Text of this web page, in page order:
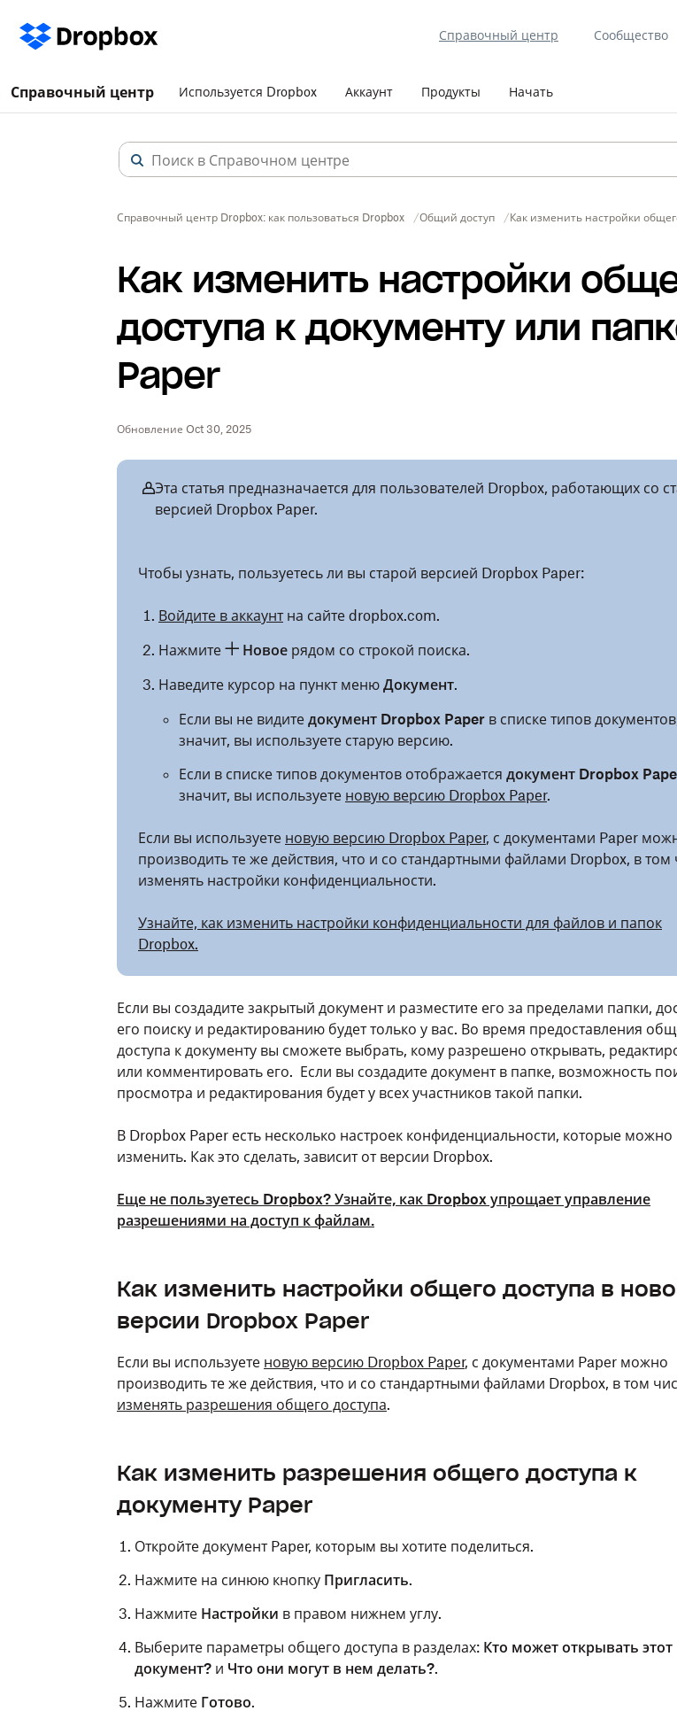
Справочный центр Сообщество
Справочный центр Используется Dropbox Аккаунт Продукты Начать
Справочный центр Dropbox: как пользоваться Dropbox Общий доступ Как изменить настройки
Как изменить настройки
доступа к документу или
Paper
Обновление Oct 30, 2025
Эта статья предназначается для пользователей Dropbox, работающих со
версией Dropbox Paper.
Чтобы узнать, пользуетесь ли вы старой версией Dropbox Paper:
Войдите в аккаунтна сайте dropbox.com.
Нажмите
Новое рядом со строкой поиска.
Наведите курсор на пункт меню Документ.
Если вы не видите документ Dropbox Paper в списке типов
значит, вы используете старую версию.
Если в списке типов документов отображается документ Dropbox
значит, вы используете новую версию Dropbox Paper.
Если вы используете новую версию Dropbox Paper, с документами Paper
производить те же действия, что и со стандартными файлами Dropbox, в том
изменять настройки конфиденциальности.
Узнайте, как изменить настройки конфиденциальности для файлов и папок
Dropbox.
Если вы создадите закрытый документ и разместите его за пределами папки,
его поиску и редактированию будет только у вас. Во время предоставления
доступа к документу вы сможете выбрать, кому разрешено открывать,
или комментировать его. Если вы создадите документ в папке, возможность
просмотра и редактирования будет у всех участников такой папки.
В Dropbox Paper есть несколько настроек конфиденциальности, которые можно
изменить. Как это сделать, зависит от версии Dropbox.
Еще не пользуетесь Dropbox? Узнайте, как Dropbox упрощает управление
разрешениями на доступ к файлам.
Как изменить настройки общего доступа в
версии Dropbox Paper
Если вы используете новую версию Dropbox Paper, с документами Paper можно
производить те же действия, что и со стандартными файлами Dropbox, в том
изменять разрешения общего доступа.
Как изменить разрешения общего доступа к
документу Paper
Откройте документ Paper, которым вы хотите поделиться.
Нажмите на синюю кнопку Пригласить.
Нажмите Настройки в правом нижнем углу.
Выберите параметры общего доступа в разделах: Кто может открывать этот
документ? и Что они могут в нем делать?.
Нажмите Готово.